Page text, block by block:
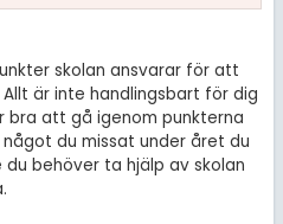
skolan ansvarar för att
är inte handlingsbart för dig
bra att gå igenom punkterna
du missat under året du
behöver ta hjälp av skolan